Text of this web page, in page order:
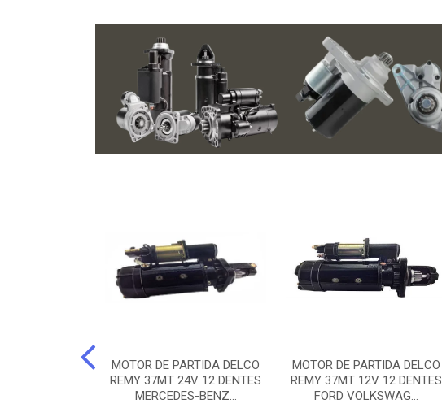
MOTOR DE PARTIDA DELCO
REMY 37MT 24V 12 DENTES
MERCEDES-BENZ...
MOTOR DE PARTIDA DELCO
REMY 37MT 12V 12 DENTES
FORD VOLKSWAG...